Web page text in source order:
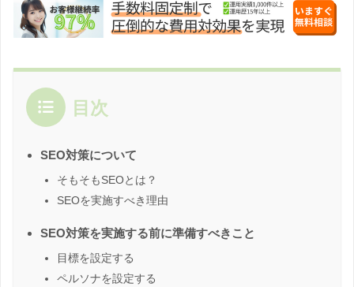
目次
SEO対策について
そもそもSEOとは？
SEOを実施すべき理由
SEO対策を実施する前に準備すべきこと
目標を設定する
ペルソナを設定する